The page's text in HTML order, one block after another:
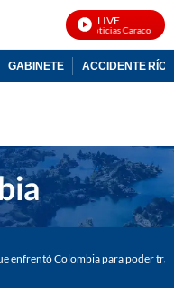
LIVE
Noticias Caracol En
GABINETE ACCIDENTE RÍO
enfrentó Colombia para poder